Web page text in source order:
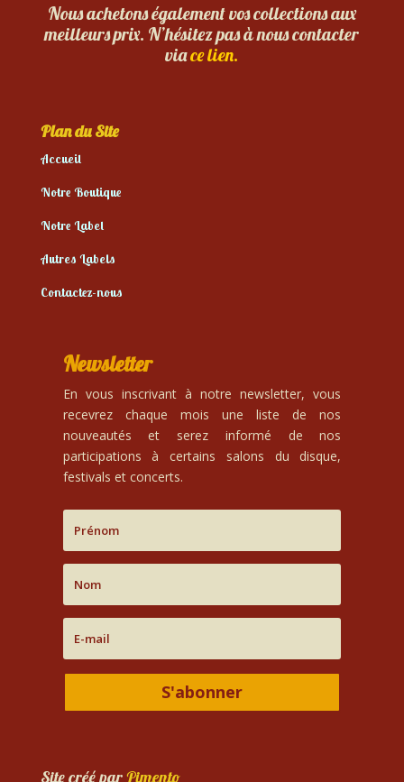
Nous achetons également vos collections aux
meilleurs prix. N’hésitez pas à nous contacter
viace lien.
Plan du Site
Accueil
Notre Boutique
Notre Label
Autres Labels
Contactez-nous
Newsletter
En vous inscrivant à notre newsletter, vous
recevrez chaque mois une liste de nos
nouveautés et serez informé de nos
participations à certains salons du disque,
festivals et concerts.
S'abonner
Site créé parPimento